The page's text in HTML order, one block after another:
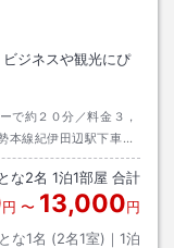
ジネスや観光にぴ
で約２０分／料金３，
本線紀伊田辺駅下車
用 目標物：紀伊田辺
な2名 1泊1部屋 合計
円 〜 13,000円
な1名 (2名1室)｜ 1泊